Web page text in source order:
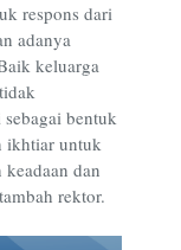
respons dari
adanya
keluarga
bentuk
ikhtiar untuk
dan
rektor.